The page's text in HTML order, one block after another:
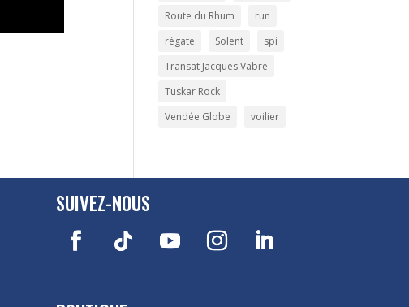
Route du Rhum
run
régate
Solent
spi
Transat Jacques Vabre
Tuskar Rock
Vendée Globe
voilier
SUIVEZ-NOUS